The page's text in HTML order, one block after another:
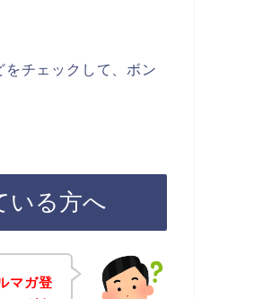
チェックして、ボン
いる方へ
マガ登